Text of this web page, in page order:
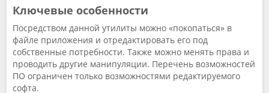
Ключевые особенности
Посредством данной утилиты можно «покопаться» в
файле приложения и отредактировать его под
собственные потребности. Также можно менять права и
проводить другие манипуляции. Перечень возможностей
ПО ограничен только возможностями редактируемого
софта.